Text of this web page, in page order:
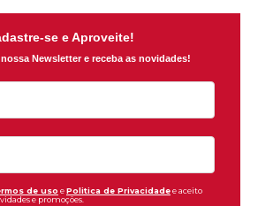
se e Aproveite!
Newsletter e receba as novidades!
de uso ePolitica de Privacidadee aceito
e promoções.